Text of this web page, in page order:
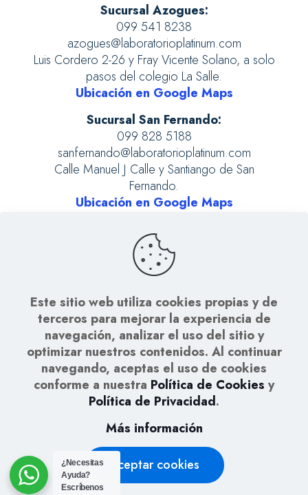
Sucursal Azogues:
099 541 8238
azogues@laboratorioplatinum.com
Luis Cordero 2-26 y Fray Vicente Solano, a solo
pasos del colegio La Salle.
Ubicación en Google Maps
Sucursal San Fernando:
099 828 5188
sanfernando@laboratorioplatinum.com
Calle Manuel J Calle y Santiango de San
Fernando.
Ubicación en Google Maps
Sucursal Gualaceo:
099 523 8045
gualaceo@laboratorioplatinum.com
Ubicación en Google Maps
© 2026 Laboratorio Clínico Platinum | Todos los
Derechos Reservados|Desarrollado por
Monalisa Media
Este sitio web utiliza cookies propias y de
terceros para mejorar la experiencia de
navegación, analizar el uso del sitio y
optimizar nuestros contenidos. Al continuar
navegando, aceptas el uso de cookies
conforme a nuestra Política de Cookies y
Política de Privacidad.
Más información
Aceptar cookies
¿Necesitas
Ayuda?
Escríbenos